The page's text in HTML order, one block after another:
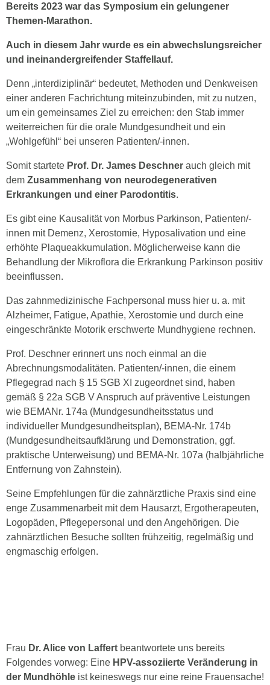
Bereits 2023 war das Symposium ein gelungener
Themen-Marathon.
Auch in diesem Jahr wurde es ein abwechslungsreicher
und ineinandergreifender Staffellauf.
Denn „interdiziplinär“ bedeutet, Methoden und Denkweisen
einer anderen Fachrichtung miteinzubinden, mit zu nutzen,
um ein gemeinsames Ziel zu erreichen: den Stab immer
weiterreichen für die orale Mundgesundheit und ein
„Wohlgefühl“ bei unseren Patienten/-innen.
Somit startete Prof. Dr. James Deschner auch gleich mit
dem Zusammenhang von neurodegenerativen
Erkrankungen und einer Parodontitis.
Es gibt eine Kausalität von Morbus Parkinson, Patienten/-
innen mit Demenz, Xerostomie, Hyposalivation und eine
erhöhte Plaqueakkumulation. Möglicherweise kann die
Behandlung der Mikroflora die Erkrankung Parkinson positiv
beeinflussen.
Das zahnmedizinische Fachpersonal muss hier u. a. mit
Alzheimer, Fatigue, Apathie, Xerostomie und durch eine
eingeschränkte Motorik erschwerte Mundhygiene rechnen.
Prof. Deschner erinnert uns noch einmal an die
Abrechnungsmodalitäten. Patienten/-innen, die einem
Pflegegrad nach § 15 SGB XI zugeordnet sind, haben
gemäß § 22a SGB V Anspruch auf präventive Leistungen
wie BEMANr. 174a (Mundgesundheitsstatus und
individueller Mundgesundheitsplan), BEMA-Nr. 174b
(Mundgesundheitsaufklärung und Demonstration, ggf.
praktische Unterweisung) und BEMA-Nr. 107a (halbjährliche
Entfernung von Zahnstein).
Seine Empfehlungen für die zahnärztliche Praxis sind eine
enge Zusammenarbeit mit dem Hausarzt, Ergotherapeuten,
Logopäden, Pflegepersonal und den Angehörigen. Die
zahnärztlichen Besuche sollten frühzeitig, regelmäßig und
engmaschig erfolgen.
Frau Dr. Alice von Laffert beantwortete uns bereits
Folgendes vorweg: Eine HPV-assoziierte Veränderung in
der Mundhöhle ist keineswegs nur eine reine Frauensache!